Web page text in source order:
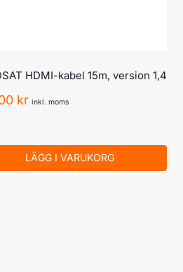
HDMI-kabel 15m, version 1,4
kr inkl. moms
LÄGG I VARUKORG